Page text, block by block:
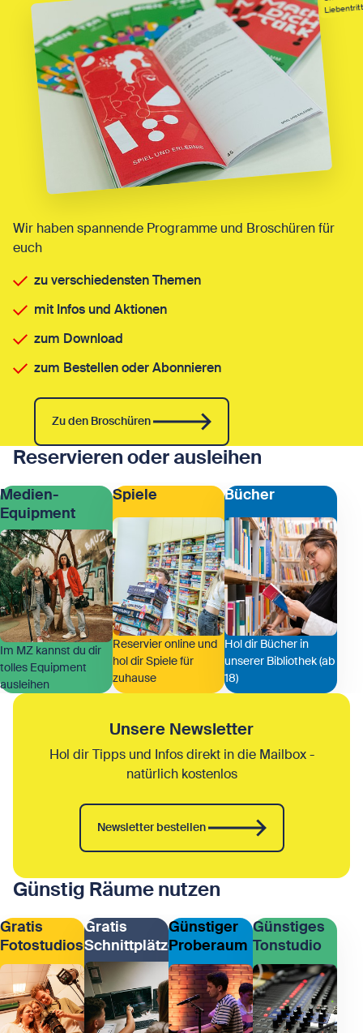
Wir haben spannende Programme und Broschüren für
euch
zu verschiedensten Themen
mit Infos und Aktionen
zum Download
zum Bestellen oder Abonnieren
Zu den Broschüren
Reservieren oder ausleihen
Medien-
Equipment
Im MZ kannst du dir
tolles Equipment
ausleihen
Zeige Medien-Equipment
Spiele
Reservier online und
hol dir Spiele für
zuhause
Bücher
Hol dir Bücher in
unserer Bibliothek (ab
18)
Unsere Newsletter
Hol dir Tipps und Infos direkt in die Mailbox -
natürlich kostenlos
Newsletter bestellen
Günstig Räume nutzen
Gratis
Fotostudios
Gratis
Schnittplätze
Günstiger
Proberaum
Günstiges
Tonstudio